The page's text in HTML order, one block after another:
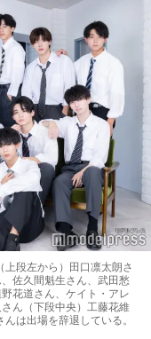
上段左から）田口凛太朗さ
佐久間魁生さん、武田愁
花道さん、ケイト・アレ
ん（下段中央）工藤花維
は出場を辞退している。